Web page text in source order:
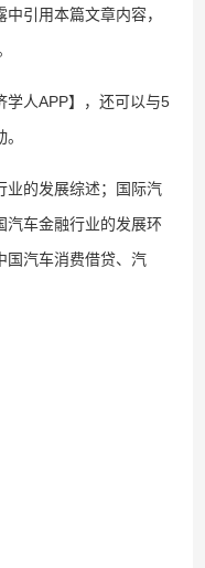
引用本篇文章内容，
人APP】，还可以与5
的发展综述；国际汽
汽车金融行业的发展环
国汽车消费借贷、汽